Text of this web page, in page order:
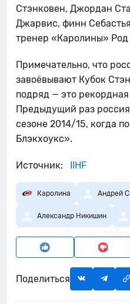
Стэнковен, Джордан
Джарвис, финн
тренер «Каролины»
Примечательно, что
завоёвывают Кубок
подряд — это
Предыдущий раз
сезоне 2014/15, когда
Блэкхоукс».
Источник: IIHF
Каролина Андрей
Александр Никишин
Поделиться